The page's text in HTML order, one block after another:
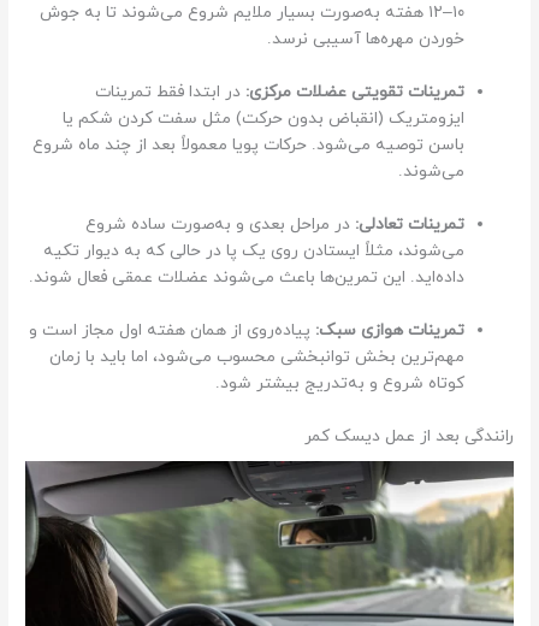
ا
س
ت
.
۱۰–۱۲ هفته به‌صورت بسیار ملایم شروع می‌شوند تا به جوش
خوردن مهره‌ها آسیبی نرسد.
تمرینات تقویتی عضلات مرکزی: در ابتدا فقط تمرینات
ایزومتریک (انقباض بدون حرکت) مثل سفت کردن شکم یا
باسن توصیه می‌شود. حرکات پویا معمولاً بعد از چند ماه شروع
می‌شوند.
تمرینات تعادلی: در مراحل بعدی و به‌صورت ساده شروع
می‌شوند، مثلاً ایستادن روی یک پا در حالی که به دیوار تکیه
داده‌اید. این تمرین‌ها باعث می‌شوند عضلات عمقی فعال شوند.
تمرینات هوازی سبک: پیاده‌روی از همان هفته اول مجاز است و
مهم‌ترین بخش توانبخشی محسوب می‌شود، اما باید با زمان
کوتاه شروع و به‌تدریج بیشتر شود.
رانندگی بعد از عمل دیسک کمر